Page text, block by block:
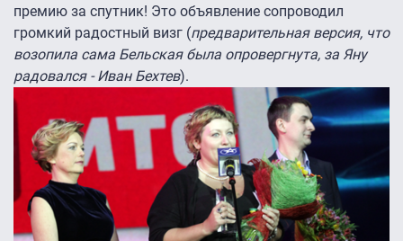
премию за спутник! Это объявление сопроводил
громкий радостный визг (предварительная версия, что
возопила сама Бельская была опровергнута, за Яну
радовался - Иван Бехтев).